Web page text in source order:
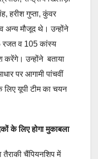
हरीश गुप्ता, कुंवर
अन्य मौजूद थे। उन्होंने
रजत व 105 कांस्य
करेंगे। उन्होंने बताया
पर आगामी पांचवीं
लिए यूपी टीम का चयन
के लिए होगा मुकाबला
तैराकी चैंपियनशिप में